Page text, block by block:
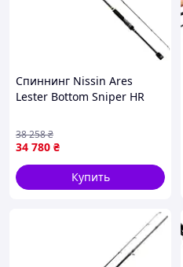
Спиннинг Nissin Ares
Lester Bottom Sniper HR
берегового джига, HSVF
carbon, титановые кольца
34 780 ₴
38 258₴
Купить